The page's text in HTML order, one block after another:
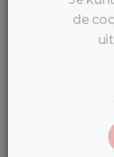
Chroom-effect
de